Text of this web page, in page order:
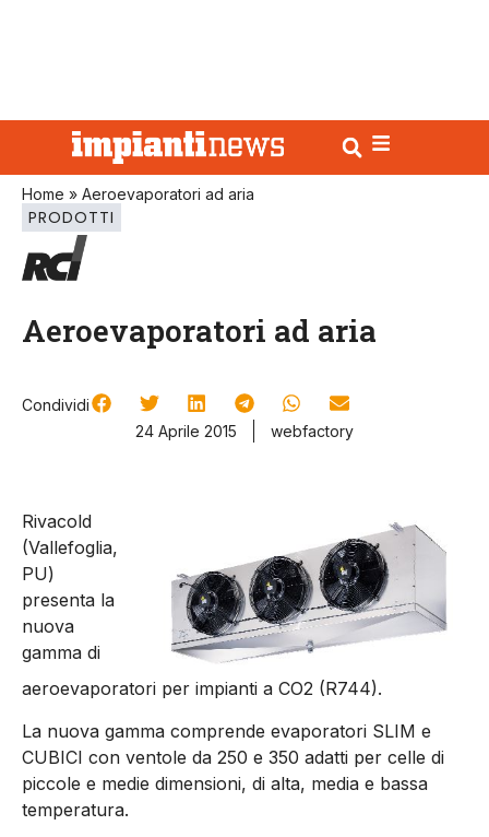
Home » Aeroevaporatori ad aria
PRODOTTI
Aeroevaporatori ad aria
Condividi
24 Aprile 2015
webfactory
Rivacold
(Vallefoglia,
PU)
presenta la
nuova
gamma di
aeroevaporatori per impianti a CO2 (R744).
La nuova gamma comprende evaporatori SLIM e
CUBICI con ventole da 250 e 350 adatti per celle di
piccole e medie dimensioni, di alta, media e bassa
temperatura.